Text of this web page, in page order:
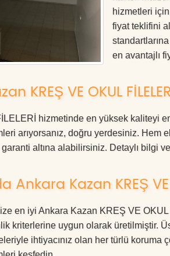
hizmetleri
fiyat teklifini
en avantajlı
KREŞ VE OKUL
hizmetinde en yüksek kaliteyi
arıyorsanız, doğru yerdesiniz. Hem
altına alabilirsiniz. Detaylı bilgi
Kazan KREŞ VE
en iyi Ankara Kazan KREŞ VE
kriterlerine uygun olarak üretilmiştir.
ihtiyacınız olan her türlü koruma